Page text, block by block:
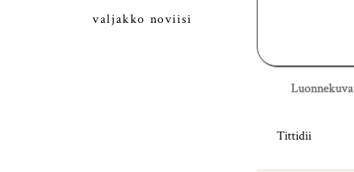
valjakko noviisi
Tittidii